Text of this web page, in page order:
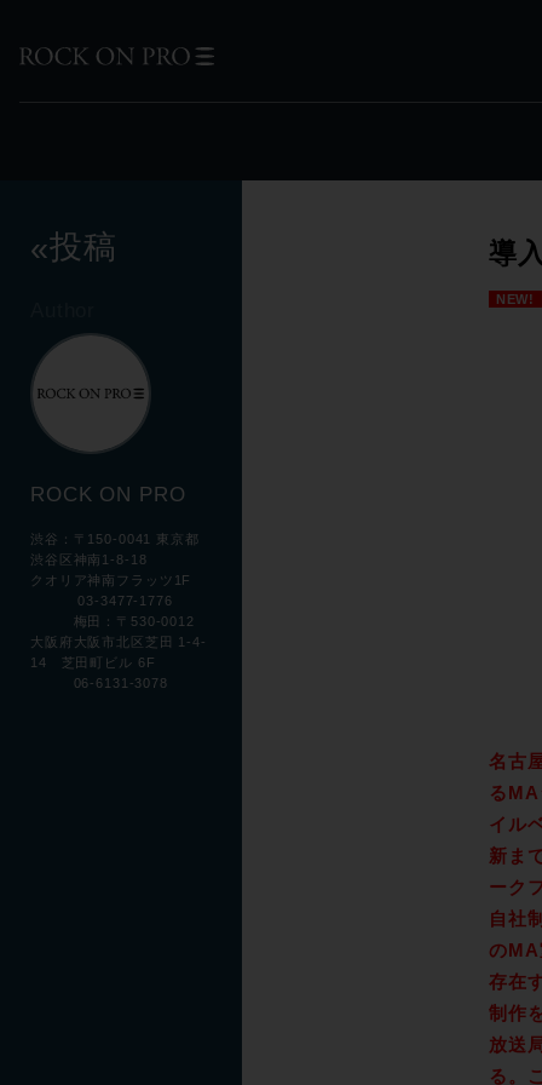
«投稿
ROCK ON PRO
渋谷：〒150-0041 東京都
渋谷区神南1-8-18
クオリア神南フラッツ1F
03-3477-1776
梅田：〒530-0012
大阪府大阪市北区芝田 1-4-
14 芝田町ビル 6F
06-6131-3078
導
NEW!
名古
る
イル
新ま
ーク
自社
の
存在
制作
放送
る。